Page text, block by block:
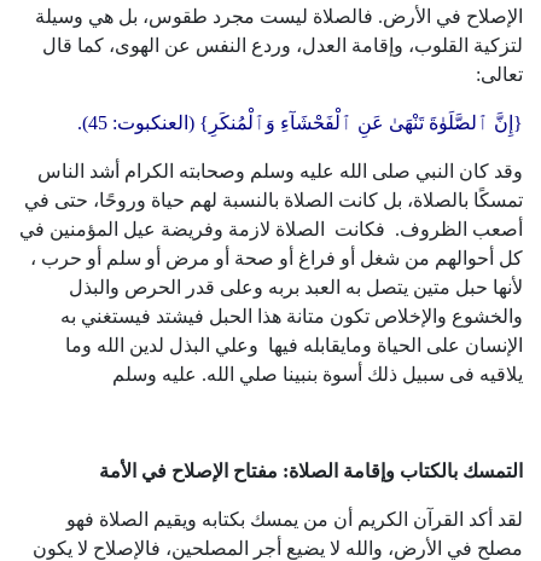
الإصلاح في الأرض. فالصلاة ليست مجرد طقوس، بل هي وسيلة
لتزكية القلوب، وإقامة العدل، وردع النفس عن الهوى، كما قال
تعالى:
{إِنَّ ٱلصَّلَوٰةَ تَنْهَىٰ عَنِ ٱلْفَحْشَآءِ وَٱلْمُنكَرِ} (العنكبوت: 45).
وقد كان النبي صلى الله عليه وسلم وصحابته الكرام أشد الناس
تمسكًا بالصلاة، بل كانت الصلاة بالنسبة لهم حياة وروحًا، حتى في
أصعب الظروف. فكانت الصلاة لازمة وفريضة عيل المؤمنين في
كل أحوالهم من شغل أو فراغ أو صحة أو مرض أو سلم أو حرب ،
لأنها حبل متين يتصل به العبد بربه وعلى قدر الحرص والبذل
والخشوع والإخلاص تكون متانة هذا الحبل فيشتد فيستغني به
الإنسان على الحياة ومايقابله فيها وعلي البذل لدين الله وما
يلاقيه فى سبيل ذلك أسوة بنبينا صلي الله. عليه وسلم
التمسك بالكتاب وإقامة الصلاة: مفتاح الإصلاح في الأمة
لقد أكد القرآن الكريم أن من يمسك بكتابه ويقيم الصلاة فهو
مصلح في الأرض، والله لا يضيع أجر المصلحين، فالإصلاح لا يكون